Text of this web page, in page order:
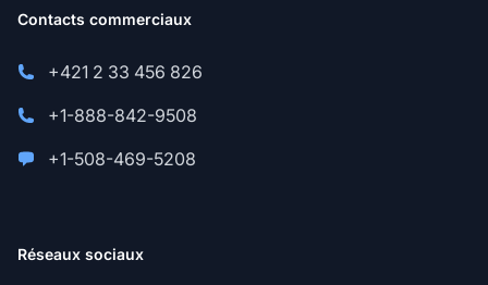
Contacts commerciaux
+421 2 33 456 826
+1-888-842-9508
+1-508-469-5208
Réseaux sociaux